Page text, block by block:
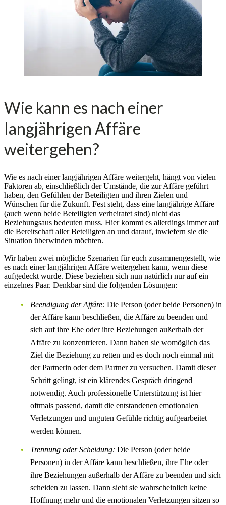
Wie kann es nach einer
langjährigen Affäre
weitergehen?
Wie es nach einer langjährigen Affäre weitergeht, hängt von vielen
Faktoren ab, einschließlich der Umstände, die zur Affäre geführt
haben, den Gefühlen der Beteiligten und ihren Zielen und
Wünschen für die Zukunft. Fest steht, dass eine langjährige Affäre
(auch wenn beide Beteiligten verheiratet sind) nicht das
Beziehungsaus bedeuten muss. Hier kommt es allerdings immer auf
die Bereitschaft aller Beteiligten an und darauf, inwiefern sie die
Situation überwinden möchten.
Wir haben zwei mögliche Szenarien für euch zusammengestellt, wie
es nach einer langjährigen Affäre weitergehen kann, wenn diese
aufgedeckt wurde. Diese beziehen sich nun natürlich nur auf ein
einzelnes Paar. Denkbar sind die folgenden Lösungen:
Beendigung der Affäre: Die Person (oder beide Personen) in
der Affäre kann beschließen, die Affäre zu beenden und
sich auf ihre Ehe oder ihre Beziehungen außerhalb der
Affäre zu konzentrieren. Dann haben sie womöglich das
Ziel die Beziehung zu retten und es doch noch einmal mit
der Partnerin oder dem Partner zu versuchen. Damit dieser
Schritt gelingt, ist ein klärendes Gespräch dringend
notwendig. Auch professionelle Unterstützung ist hier
oftmals passend, damit die entstandenen emotionalen
Verletzungen und unguten Gefühle richtig aufgearbeitet
werden können.
Trennung oder Scheidung: Die Person (oder beide
Personen) in der Affäre kann beschließen, ihre Ehe oder
ihre Beziehungen außerhalb der Affäre zu beenden und sich
scheiden zu lassen. Dann sieht sie wahrscheinlich keine
Hoffnung mehr und die emotionalen Verletzungen sitzen so